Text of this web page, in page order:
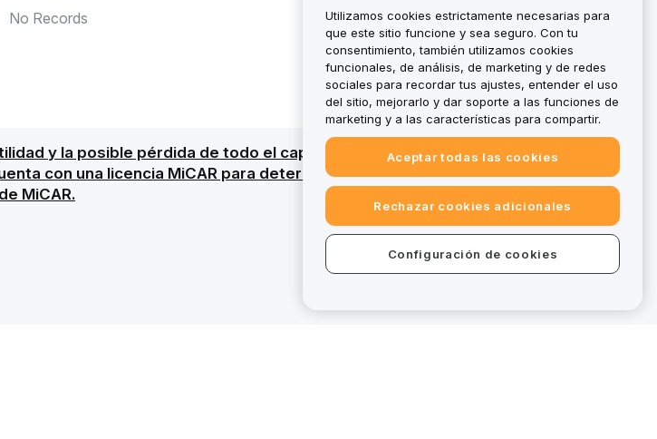
No Records
y la posible pérdida de todo el capital. Para obtener un resumen
con una licencia MiCAR para determinados servicios, algunas ofertas en
MiCAR.
Utilizamos cookies estrictamente necesarias para
que este sitio funcione y sea seguro. Con tu
consentimiento, también utilizamos cookies
funcionales, de análisis, de marketing y de redes
sociales para recordar tus ajustes, entender el uso
del sitio, mejorarlo y dar soporte a las funciones de
marketing y a las características para compartir.
Aceptar todas las cookies
Rechazar cookies adicionales
Configuración de cookies